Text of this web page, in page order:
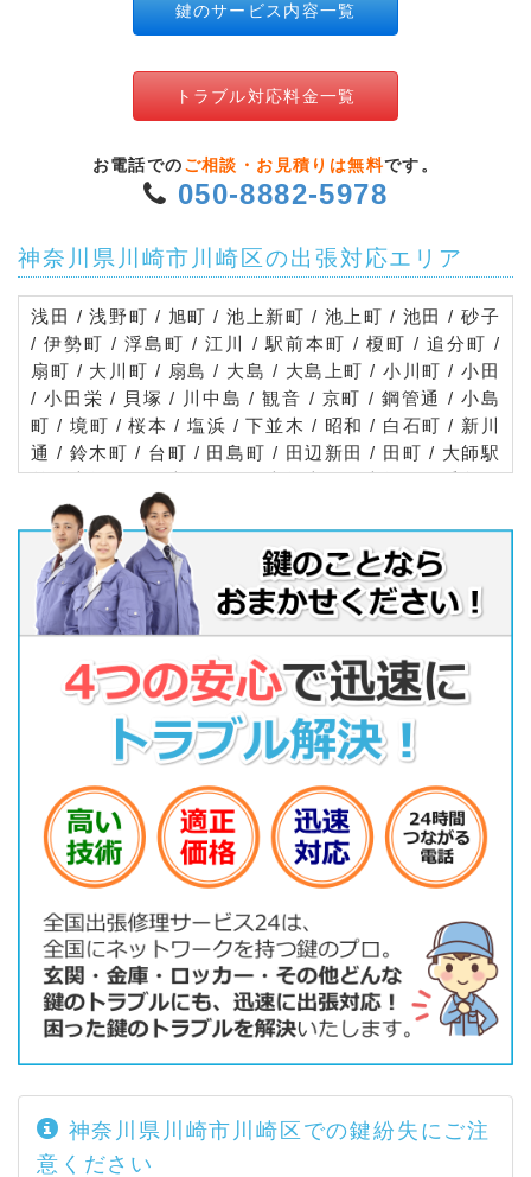
鍵のサービス内容一覧
トラブル対応料金一覧
お電話での ご相談・お見積りは無料です。
050-8882-5978
神奈川県川崎市川崎区の出張対応エリア
浅田 / 浅野町 / 旭町 / 池上新町 / 池上町 / 池田 / 砂子
/ 伊勢町 / 浮島町 / 江川 / 駅前本町 / 榎町 / 追分町 /
扇町 / 大川町 / 扇島 / 大島 / 大島上町 / 小川町 / 小田
/ 小田栄 / 貝塚 / 川中島 / 観音 / 京町 / 鋼管通 / 小島
町 / 境町 / 桜本 / 塩浜 / 下並木 / 昭和 / 白石町 / 新川
通 / 鈴木町 / 台町 / 田島町 / 田辺新田 / 田町 / 大師駅
前 / 大師河原 / 大師公園 / 大師本町 / 大師町 / 千鳥町
/ 堤根 / 出来野 / 殿町 / 中島 / 中瀬 / 日進町 / 浜町 /
東扇島 / 東田町 / 東門前 / 日ノ出 / 藤崎 / 富士見 / 堀
之内町 / 本町 / 水江町 / 港町 / 南町 / 南渡田町 / 宮前
町 / 宮本町 / 元木 / 夜光 / 四谷上町 / 四谷下町 / 渡田
/ 渡田山王町 / 渡田新町 / 渡田東町 / 渡田向町
神奈川県川崎市川崎区での鍵紛失にご注
意ください